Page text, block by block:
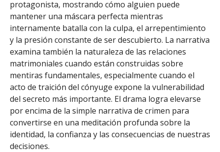
protagonista, mostrando cómo alguien puede
mantener una máscara perfecta mientras
internamente batalla con la culpa, el arrepentimiento
y la presión constante de ser descubierto. La narrativa
examina también la naturaleza de las relaciones
matrimoniales cuando están construidas sobre
mentiras fundamentales, especialmente cuando el
acto de traición del cónyuge expone la vulnerabilidad
del secreto más importante. El drama logra elevarse
por encima de la simple narrativa de crimen para
convertirse en una meditación profunda sobre la
identidad, la confianza y las consecuencias de nuestras
decisiones.